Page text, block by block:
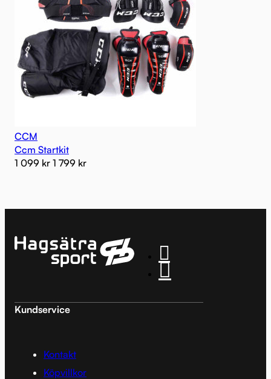
CCM
Ccm Startkit
1 099 kr 1 799 kr
Kundservice
Kontakt
Köpvillkor